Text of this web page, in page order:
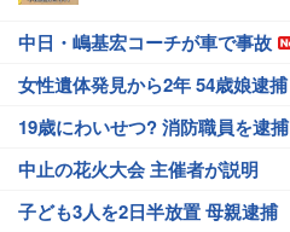
中日・嶋基宏コーチが車で事故
女性遺体発見から2年 54歳娘逮捕
19歳にわいせつ? 消防職員を逮捕
中止の花火大会 主催者が説明
子ども3人を2日半放置 母親逮捕